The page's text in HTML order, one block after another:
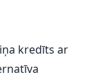
kredīts ar